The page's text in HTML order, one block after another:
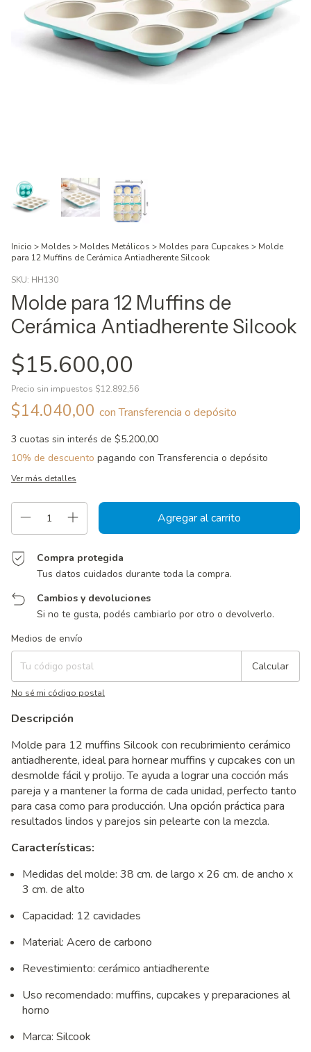
Inicio > Moldes > Moldes Metálicos > Moldes para Cupcakes > Molde
para 12 Muffins de Cerámica Antiadherente Silcook
SKU: HH130
Molde para 12 Muffins de
Cerámica Antiadherente Silcook
$15.600,00
Precio sin impuestos $12.892,56
$14.040,00 con Transferencia o depósito
3 cuotas sin interés de $5.200,00
10% de descuento pagando con Transferencia o depósito
Ver más detalles
Compra protegida
Tus datos cuidados durante toda la compra.
Cambios y devoluciones
Si no te gusta, podés cambiarlo por otro o devolverlo.
Entregas para el CP:
Medios de envío
Calcular
No sé mi código postal
Descripción
Molde para 12 muffins Silcook con recubrimiento cerámico
antiadherente, ideal para hornear muffins y cupcakes con un
desmolde fácil y prolijo. Te ayuda a lograr una cocción más
pareja y a mantener la forma de cada unidad, perfecto tanto
para casa como para producción. Una opción práctica para
resultados lindos y parejos sin pelearte con la mezcla.
Características:
Medidas del molde: 38 cm. de largo x 26 cm. de ancho x
3 cm. de alto
Capacidad: 12 cavidades
Material: Acero de carbono
Revestimiento: cerámico antiadherente
Uso recomendado: muffins, cupcakes y preparaciones al
horno
Marca: Silcook